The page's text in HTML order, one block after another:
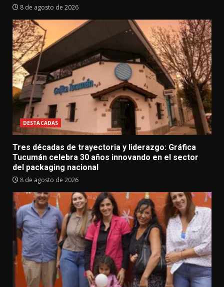
8 de agosto de 2026
DESTACADAS
Tres décadas de trayectoria y liderazgo: Gráfica
Tucumán celebra 30 años innovando en el sector
del packaging nacional
8 de agosto de 2026